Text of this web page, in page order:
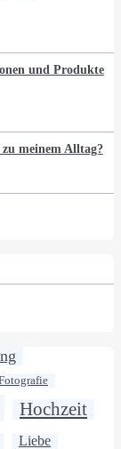
und Produkte
meinem Alltag?
Hochzeit
Liebe